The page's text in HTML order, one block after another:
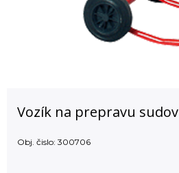
Vozík na prepravu sudov
Obj. čislo: 300706